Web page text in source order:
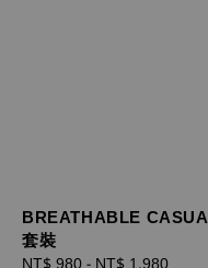
BREATHABLE CASUA
套裝
Regular
NT$ 980 - NT$ 1,980